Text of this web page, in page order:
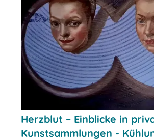
Herzblut – Einblicke in
Kunstsammlungen -